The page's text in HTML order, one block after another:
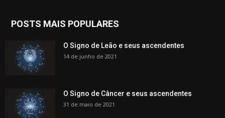
POSTS MAIS POPULARES
O Signo de Leão e seus ascendentes
14 de junho de 2021
O Signo de Câncer e seus ascendentes
31 de maio de 2021